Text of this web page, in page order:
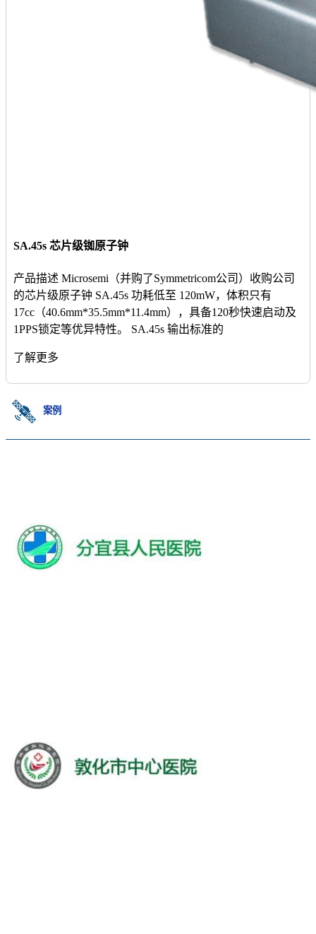
SA.45s 芯片级铷原子钟
产品描述 Microsemi（并购了Symmetricom公司）收购公司
的芯片级原子钟 SA.45s 功耗低至 120mW，体积只有
17cc（40.6mm*35.5mm*11.4mm），具备120秒快速启动及
1PPS锁定等优异特性。 SA.45s 输出标准的
了解更多
案例